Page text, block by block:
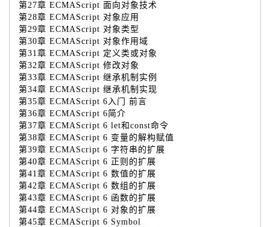
第27章 ECMAScript 面向对象技术
第28章 ECMAScript 对象应用
第29章 ECMAScript 对象类型
第30章 ECMAScript 对象作用域
第31章 ECMAScript 定义类或对象
第32章 ECMAScript 修改对象
第33章 ECMAScript 继承机制实例
第34章 ECMAScript 继承机制实现
第35章 ECMAScript 6入门 前言
第36章 ECMAScript 6简介
第37章 ECMAScript 6 let和const命令
第38章 ECMAScript 6 变量的解构赋值
第39章 ECMAScript 6 字符串的扩展
第40章 ECMAScript 6 正则的扩展
第41章 ECMAScript 6 数值的扩展
第42章 ECMAScript 6 数组的扩展
第43章 ECMAScript 6 函数的扩展
第44章 ECMAScript 6 对象的扩展
第45章 ECMAScript 6 Symbol